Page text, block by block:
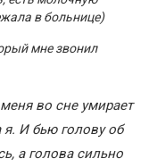
в больнице)
мне звонил
во сне умирает
я. И бью голову об
а голова сильно